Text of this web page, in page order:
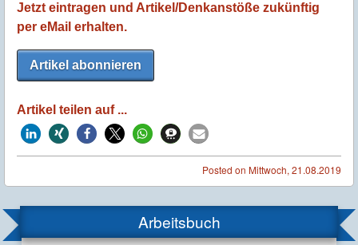
Jetzt eintragen und Artikel/Denkanstöße zukünftig
per eMail erhalten.
Artikel abonnieren
Artikel teilen auf ...
Posted on Mittwoch, 21.08.2019
Arbeitsbuch